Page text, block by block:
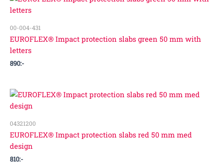
00-004-431
EUROFLEX® Impact protection slabs green 50 mm with
letters
890:-
04321200
EUROFLEX® Impact protection slabs red 50 mm med
design
810:-